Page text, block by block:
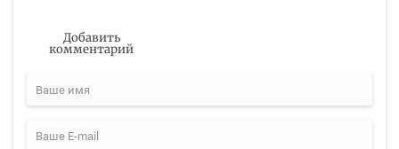
Добавить
комментарий